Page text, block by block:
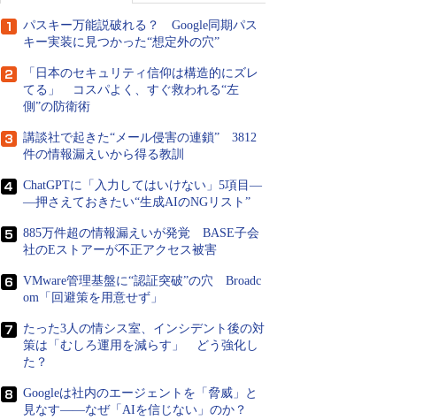
パスキー万能説破れる？ Google同期パス
キー実装に見つかった“想定外の穴”
「日本のセキュリティ信仰は構造的にズレ
てる」 コスパよく、すぐ救われる“左
側”の防衛術
講談社で起きた“メール侵害の連鎖” 3812
件の情報漏えいから得る教訓
ChatGPTに「入力してはいけない」5項目―
―押さえておきたい“生成AIのNGリスト”
885万件超の情報漏えいが発覚 BASE子会
社のEストアーが不正アクセス被害
VMware管理基盤に“認証突破”の穴 Broadc
om「回避策を用意せず」
たった3人の情シス室、インシデント後の対
策は「むしろ運用を減らす」 どう強化し
た？
Googleは社内のエージェントを「脅威」と
見なす――なぜ「AIを信じない」のか？